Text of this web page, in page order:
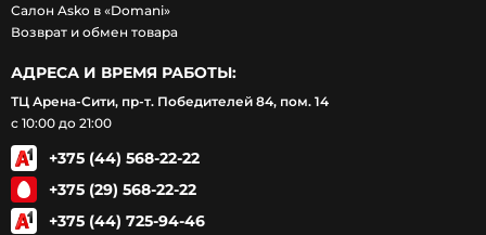
Салон Asko в «Domani»
Возврат и обмен товара
АДРЕСА И ВРЕМЯ РАБОТЫ:
ТЦ Арена-Сити, пр-т. Победителей 84, пом. 14
с 10:00 до 21:00
+375 (44) 568-22-22
+375 (29) 568-22-22
+375 (44) 725-94-46